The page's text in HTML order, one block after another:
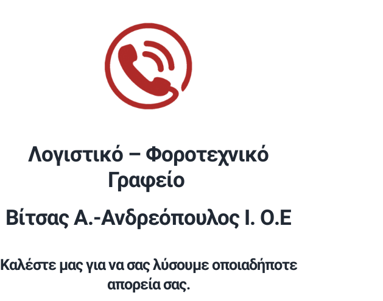
Λογιστικό – Φοροτεχνικό
Γραφείο
Βίτσας Α.-Ανδρεόπουλος Ι. Ο.Ε
Καλέστε μας για να σας λύσουμε οποιαδήποτε
απορεία σας.